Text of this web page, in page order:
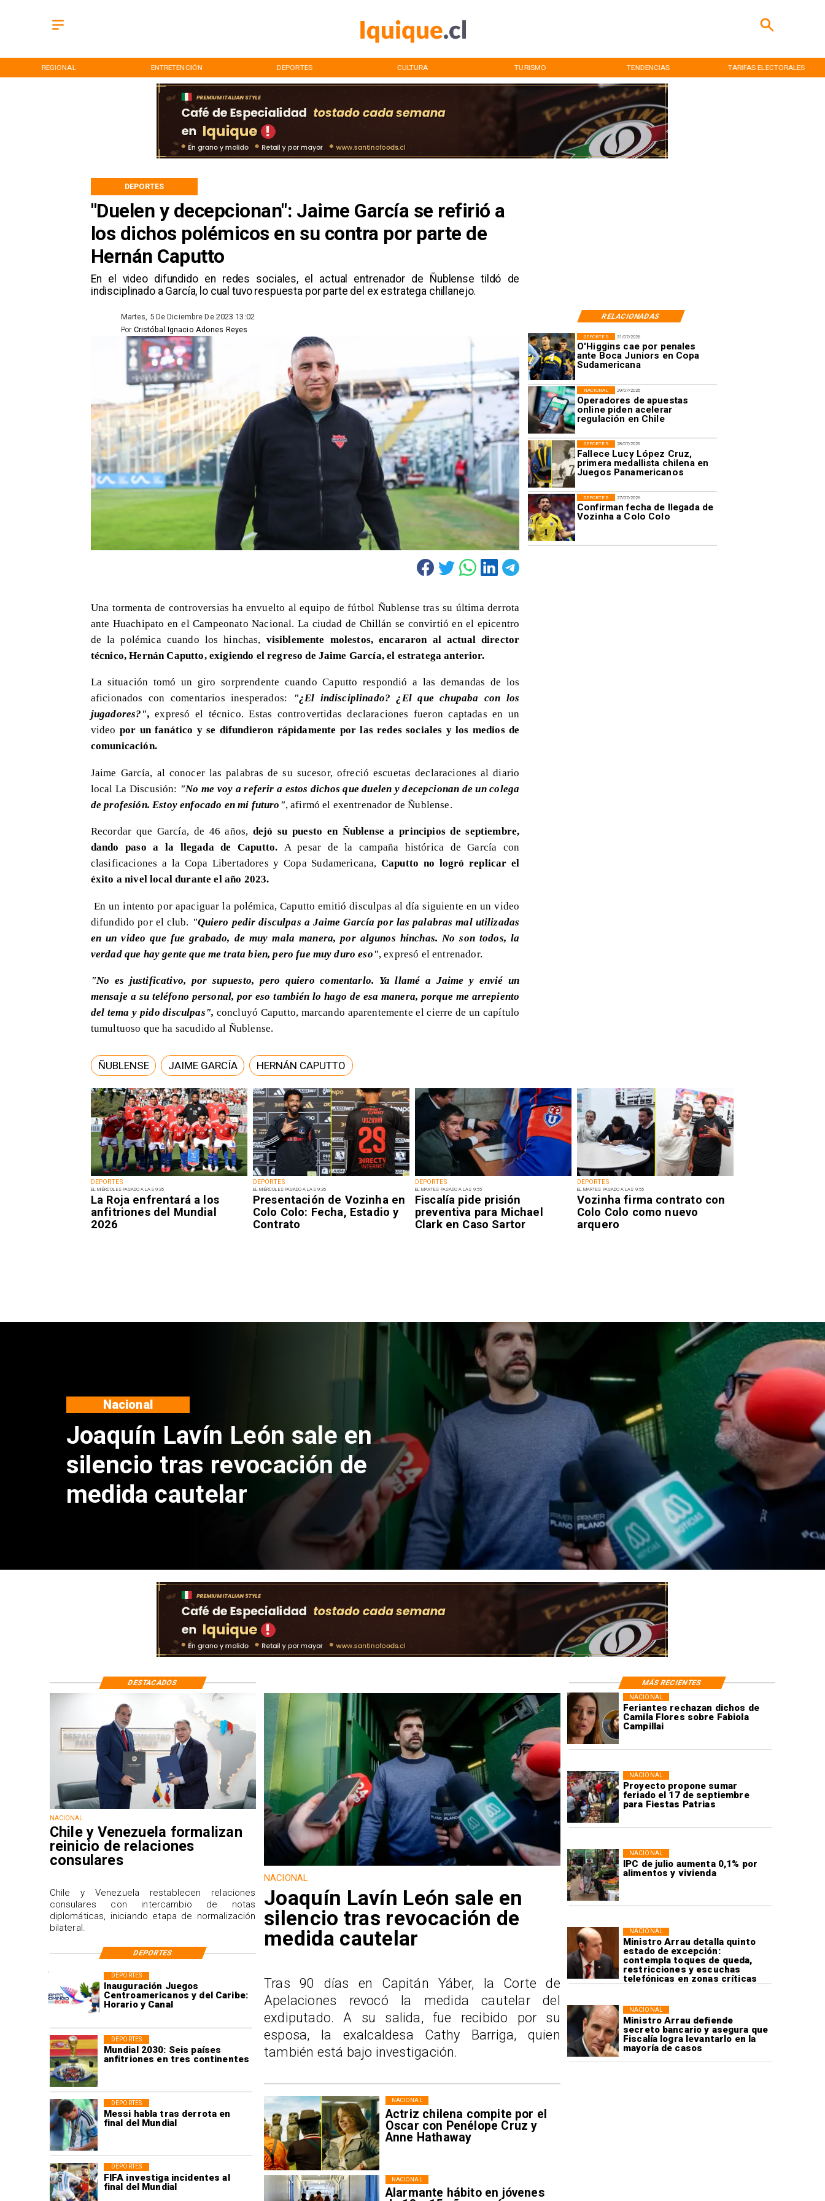
REGIONAL ENTRETENCIÓN DEPORTES CULTURA TURISMO TENDENCIAS TARIFAS ELECTORALES
"Duelen y decepcionan": Jaime García se refirió a
los dichos polémicos en su contra por parte de
Hernán Caputto
​En el video difundido en redes sociales, el actual entrenador de Ñublense tildó de
indisciplinado a García, lo cual tuvo respuesta por parte del ex estratega chillanejo.
DEPORTES
RELACIONADAS
Martes, 5 De Diciembre De 2023 13:02
Cristóbal Ignacio Adones Reyes
Por
DEPORTES
EL MIÉRCOLES PASADO A LAS 9:35
La Roja enfrentará a los
anfitriones del Mundial
2026
DEPORTES
EL MIÉRCOLES PASADO A LAS 9:35
Presentación de Vozinha en
Colo Colo: Fecha, Estadio y
Contrato
DEPORTES
EL MARTES PASADO A LAS 9:55
Fiscalía pide prisión
preventiva para Michael
Clark en Caso Sartor
DEPORTES
EL MARTES PASADO A LAS 9:55
Vozinha firma contrato con
Colo Colo como nuevo
arquero
31/07/2026
O'Higgins cae por penales
ante Boca Juniors en Copa
Sudamericana
DEPORTES
29/07/2026
Operadores de apuestas
online piden acelerar
regulación en Chile
NACIONAL
28/07/2026
Fallece Lucy López Cruz,
primera medallista chilena en
Juegos Panamericanos
DEPORTES
27/07/2026
Confirman fecha de llegada de
Vozinha a Colo Colo
DEPORTES
​Una tormenta de controversias ha envuelto al equipo de fútbol Ñublense tras su última derrota
ante Huachipato en el Campeonato Nacional. La ciudad de Chillán se convirtió en el epicentro
de la polémica cuando los hinchas, visiblemente molestos, encararon al actual director
técnico, Hernán Caputto, exigiendo el regreso de Jaime García, el estratega anterior.
La situación tomó un giro sorprendente cuando Caputto respondió a las demandas de los
aficionados con comentarios inesperados: "¿El indisciplinado? ¿El que chupaba con los
jugadores?", expresó el técnico. Estas controvertidas declaraciones fueron captadas en un
video por un fanático y se difundieron rápidamente por las redes sociales y los medios de
comunicación.
Jaime García, al conocer las palabras de su sucesor, ofreció escuetas declaraciones al diario
local La Discusión: "No me voy a referir a estos dichos que duelen y decepcionan de un colega
de profesión. Estoy enfocado en mi futuro", afirmó el exentrenador de Ñublense.
Recordar que García, de 46 años, dejó su puesto en Ñublense a principios de septiembre,
dando paso a la llegada de Caputto. A pesar de la campaña histórica de García con
clasificaciones a la Copa Libertadores y Copa Sudamericana, Caputto no logró replicar el
éxito a nivel local durante el año 2023.
En un intento por apaciguar la polémica, Caputto emitió disculpas al día siguiente en un video
difundido por el club. "Quiero pedir disculpas a Jaime García por las palabras mal utilizadas
en un video que fue grabado, de muy mala manera, por algunos hinchas. No son todos, la
verdad que hay gente que me trata bien, pero fue muy duro eso", expresó el entrenador.
"No es justificativo, por supuesto, pero quiero comentarlo. Ya llamé a Jaime y envié un
mensaje a su teléfono personal, por eso también lo hago de esa manera, porque me arrepiento
del tema y pido disculpas", concluyó Caputto, marcando aparentemente el cierre de un capítulo
tumultuoso que ha sacudido al Ñublense.
ÑUBLENSE JAIME GARCÍA HERNÁN CAPUTTO
Chile y Venezuela formalizan
reinicio de relaciones
consulares
Nacional
Feriantes rechazan dichos de
Camila Flores sobre Fabiola
Campillai
NACIONAL
Proyecto propone sumar
feriado el 17 de septiembre
para Fiestas Patrias
NACIONAL
IPC de julio aumenta 0,1% por
alimentos y vivienda
NACIONAL
Ministro Arrau detalla quinto
estado de excepción:
contempla toques de queda,
restricciones y escuchas
telefónicas en zonas críticas
NACIONAL
Ministro Arrau defiende
secreto bancario y asegura que
Fiscalía logra levantarlo en la
mayoría de casos
NACIONAL
Inauguración Juegos
Centroamericanos y del Caribe:
Horario y Canal
DEPORTES
Mundial 2030: Seis países
anfitriones en tres continentes
DEPORTES
Messi habla tras derrota en
final del Mundial
DEPORTES
FIFA investiga incidentes al
final del Mundial
DEPORTES
Actriz chilena compite por el
Oscar con Penélope Cruz y
Anne Hathaway
NACIONAL
Alarmante hábito en jóvenes
NACIONAL
NACIONAL
Chile y Venezuela formalizan
reinicio de relaciones
consulares
Chile y Venezuela restablecen relaciones
consulares con intercambio de notas
diplomáticas, iniciando etapa de normalización
bilateral.
NACIONAL
Joaquín Lavín León sale en
silencio tras revocación de
medida cautelar
Tras 90 días en Capitán Yáber, la Corte de
Apelaciones revocó la medida cautelar del
exdiputado. A su salida, fue recibido por su
esposa, la exalcaldesa Cathy Barriga, quien
también está bajo investigación.
DESTACADOS MÁS RECIENTES
DEPORTES